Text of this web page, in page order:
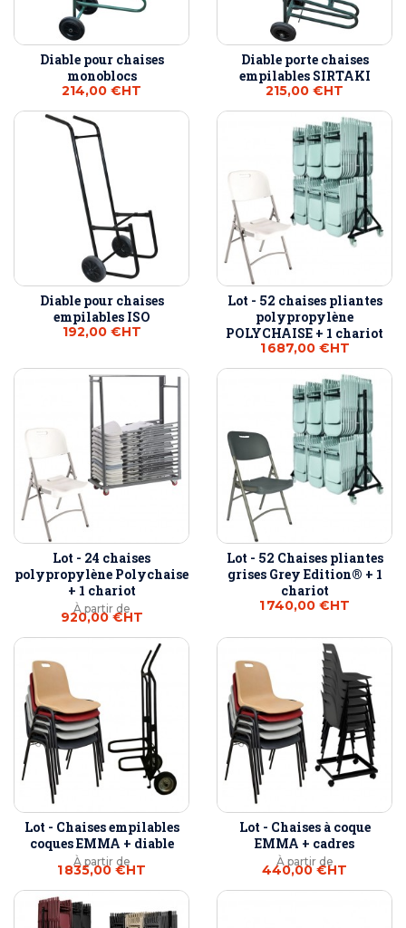
Diable pour chaises
monoblocs
214,00 €HT
Diable porte chaises
empilables SIRTAKI
215,00 €HT
Diable pour chaises
empilables ISO
192,00 €HT
Lot - 52 chaises pliantes
polypropylène
POLYCHAISE + 1 chariot
1 687,00 €HT
Lot - 24 chaises
polypropylène Polychaise
+ 1 chariot
À partir de
920,00 €HT
Lot - 52 Chaises pliantes
grises Grey Edition® + 1
chariot
1 740,00 €HT
Lot - Chaises empilables
coques EMMA + diable
À partir de
1 835,00 €HT
Lot - Chaises à coque
EMMA + cadres
À partir de
440,00 €HT